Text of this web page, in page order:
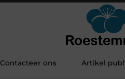
Contacteer ons Artikel